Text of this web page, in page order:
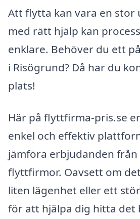
Att flytta kan vara en stor
med rätt hjälp kan
enklare. Behöver du ett
i Risögrund? Då har du
plats!
Här på flyttfirma-pris.se
enkel och effektiv
jämföra erbjudanden från
flyttfirmor. Oavsett om
liten lägenhet eller ett
för att hjälpa dig hitta det